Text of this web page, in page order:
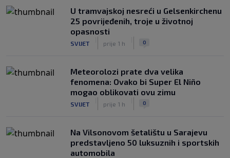
U tramvajskoj nesreći u Gelsenkirchenu
25 povrijeđenih, troje u životnoj
opasnosti
SVIJET prije 1 h 0
Meteorolozi prate dva velika
fenomena: Ovako bi Super El Niño
mogao oblikovati ovu zimu
SVIJET prije 1 h 0
Na Vilsonovom šetalištu u Sarajevu
predstavljeno 50 luksuznih i sportskih
automobila